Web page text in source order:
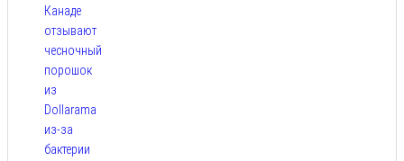
Канаде
отзывают
чесночный
порошок
из
Dollarama
из-за
бактерии